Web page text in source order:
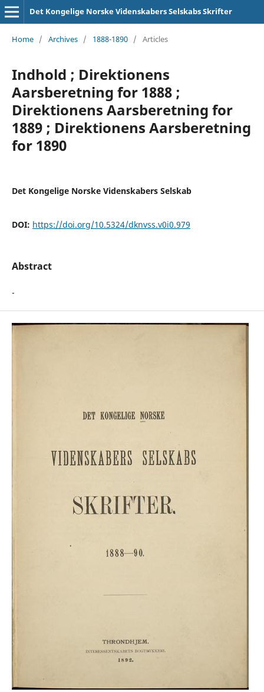
Det Kongelige Norske Videnskabers Selskabs Skrifter
Home / Archives / 1888-1890 / Articles
Indhold ; Direktionens
Aarsberetning for 1888 ;
Direktionens Aarsberetning for
1889 ; Direktionens Aarsberetning
for 1890
Det Kongelige Norske Videnskabers Selskab
DOI: https://doi.org/10.5324/dknvss.v0i0.979
Abstract
-